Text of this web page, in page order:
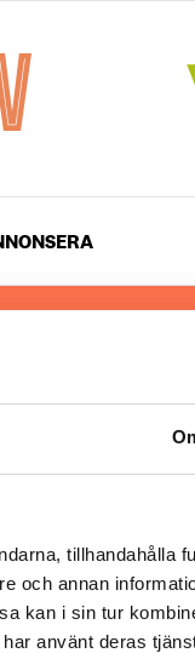
tillhandahålla
och annan
kan i sin tur
använt deras
snackisar inom
för ägare